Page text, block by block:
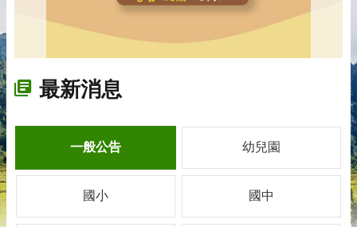
最新消息
一般公告 幼兒園
國小 國中